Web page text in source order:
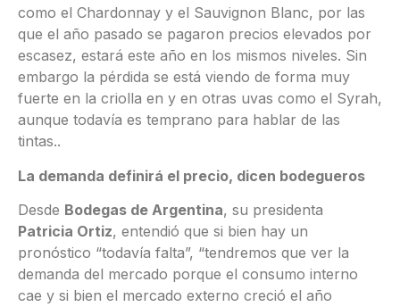
como el Chardonnay y el Sauvignon Blanc, por las
que el año pasado se pagaron precios elevados por
escasez, estará este año en los mismos niveles. Sin
embargo la pérdida se está viendo de forma muy
fuerte en la criolla en y en otras uvas como el Syrah,
aunque todavía es temprano para hablar de las
tintas..
La demanda definirá el precio, dicen bodegueros
Desde Bodegas de Argentina, su presidenta
Patricia Ortiz, entendió que si bien hay un
pronóstico “todavía falta”, “tendremos que ver la
demanda del mercado porque el consumo interno
cae y si bien el mercado externo creció el año